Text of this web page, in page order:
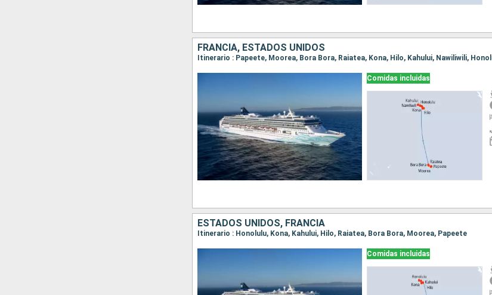
FRANCIA, ESTADOS UNIDOS
Itinerario : Papeete, Moorea, Bora Bora, Raiatea, Kona, Hilo, Kahului, Nawiliwili,
Comidas incluidas
ESTADOS UNIDOS, FRANCIA
Itinerario : Honolulu, Kona, Kahului, Hilo, Raiatea, Bora Bora, Moorea, Papeete
Comidas incluidas